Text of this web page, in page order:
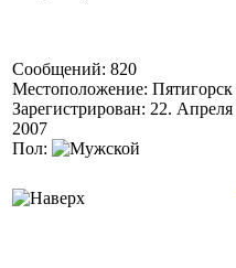
Сообщений: 820
Местоположение: Пятигорск
Зарегистрирован: 22. Апреля
2007
Пол: